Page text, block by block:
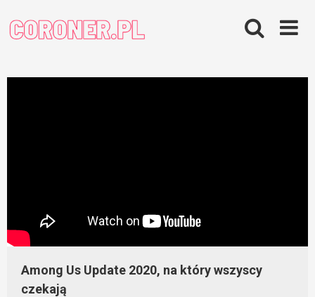
content
Among Us Update 2020, na który wszyscy
czekają